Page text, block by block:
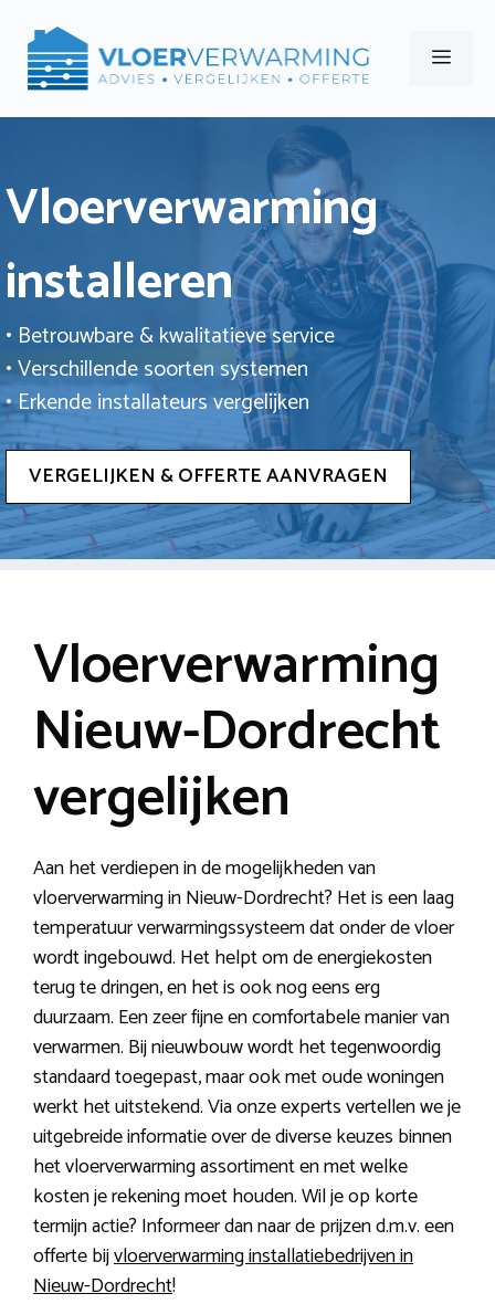
naar
Menu
Vloerverwarming
installeren
• Betrouwbare & kwalitatieve service
• Verschillende soorten systemen
• Erkende installateurs vergelijken
VERGELIJKEN & OFFERTE AANVRAGEN
Vloerverwarming
Nieuw-Dordrecht
vergelijken
Aan het verdiepen in de mogelijkheden van
vloerverwarming in Nieuw-Dordrecht? Het is een laag
temperatuur verwarmingssysteem dat onder de vloer
wordt ingebouwd. Het helpt om de energiekosten
terug te dringen, en het is ook nog eens erg
duurzaam. Een zeer fijne en comfortabele manier van
verwarmen. Bij nieuwbouw wordt het tegenwoordig
standaard toegepast, maar ook met oude woningen
werkt het uitstekend. Via onze experts vertellen we je
uitgebreide informatie over de diverse keuzes binnen
het vloerverwarming assortiment en met welke
kosten je rekening moet houden. Wil je op korte
termijn actie? Informeer dan naar de prijzen d.m.v. een
offerte bijvloerverwarming installatiebedrijven in
Nieuw-Dordrecht!